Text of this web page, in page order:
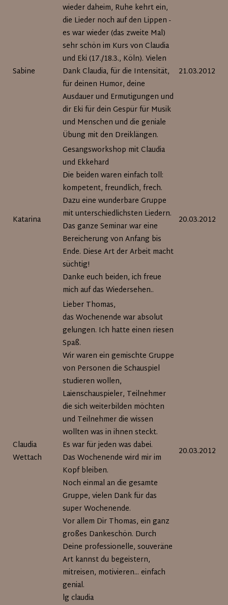
Sabine
wieder daheim, Ruhe kehrt ein,
die Lieder noch auf den Lippen -
es war wieder (das zweite Mal)
sehr schön im Kurs von Claudia
und Eki (17./18.3., Köln). Vielen
Dank Claudia, für die Intensität,
für deinen Humor, deine
Ausdauer und Ermutigungen und
dir Eki für dein Gespür für Musik
und Menschen und die geniale
Übung mit den Dreiklängen.
21.03.2012
Katarina
Gesangsworkshop mit Claudia
und Ekkehard
Die beiden waren einfach toll:
kompetent, freundlich, frech.
Dazu eine wunderbare Gruppe
mit unterschiedlichsten Liedern.
Das ganze Seminar war eine
Bereicherung von Anfang bis
Ende. Diese Art der Arbeit macht
süchtig!
Danke euch beiden, ich freue
mich auf das Wiedersehen..
20.03.2012
Claudia
Wettach
Lieber Thomas,
das Wochenende war absolut
gelungen. Ich hatte einen riesen
Spaß.
Wir waren ein gemischte Gruppe
von Personen die Schauspiel
studieren wollen,
Laienschauspieler, Teilnehmer
die sich weiterbilden möchten
und Teilnehmer die wissen
wollten was in ihnen steckt.
Es war für jeden was dabei.
Das Wochenende wird mir im
Kopf bleiben.
Noch einmal an die gesamte
Gruppe, vielen Dank für das
super Wochenende.
Vor allem Dir Thomas, ein ganz
großes Dankeschön. Durch
Deine professionelle, souveräne
Art kannst du begeistern,
mitreisen, motivieren... einfach
genial.
lg claudia
20.03.2012